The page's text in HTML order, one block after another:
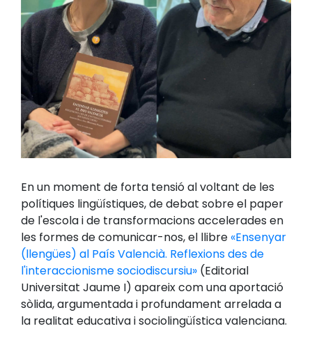
En un moment de forta tensió al voltant de les
polítiques lingüístiques, de debat sobre el paper
de l'escola i de transformacions accelerades en
les formes de comunicar-nos, el llibre «Ensenyar
(llengües) al País Valencià. Reflexions des de
l'interaccionisme sociodiscursiu» (Editorial
Universitat Jaume I) apareix com una aportació
sòlida, argumentada i profundament arrelada a
la realitat educativa i sociolingüística valenciana.